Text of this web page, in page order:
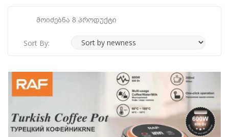
Მოიძებნა 8 Პროდუქტი
Sort By: